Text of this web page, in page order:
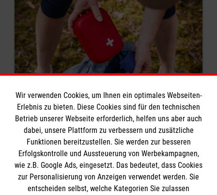
8 Erste-Hilfe-Mythen
Rund um das Thema Erste Hilfe kursieren viele
Mythen. Was stimmt? Was ist überholt? Wir
klären auf.
Wir verwenden Cookies, um Ihnen ein optimales Webseiten-
Erlebnis zu bieten. Diese Cookies sind für den technischen
Betrieb unserer Webseite erforderlich, helfen uns aber auch
dabei, unsere Plattform zu verbessern und zusätzliche
Funktionen bereitzustellen. Sie werden zur besseren
Erfolgskontrolle und Aussteuerung von Werbekampagnen,
wie z.B. Google Ads, eingesetzt. Das bedeutet, dass Cookies
zur Personalisierung von Anzeigen verwendet werden. Sie
entscheiden selbst, welche Kategorien Sie zulassen